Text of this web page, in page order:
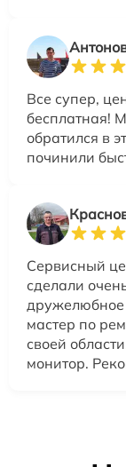
Все супер,
бесплатная!
обратился в
починили
Сервисный
сделали
дружелюбное
мастер по
своей
монитор.